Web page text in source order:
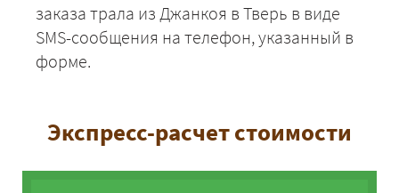
заказа трала из Джанкоя в Тверь в виде
SMS-сообщения на телефон, указанный в
форме.
Экспресс-расчет стоимости